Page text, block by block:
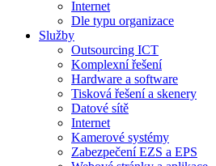
Internet
Dle typu organizace
Služby
Outsourcing ICT
Komplexní řešení
Hardware a software
Tisková řešení a skenery
Datové sítě
Internet
Kamerové systémy
Zabezpečení EZS a EPS